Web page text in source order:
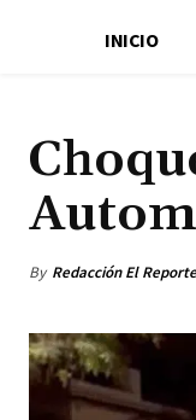
INICIO
By Redacción El